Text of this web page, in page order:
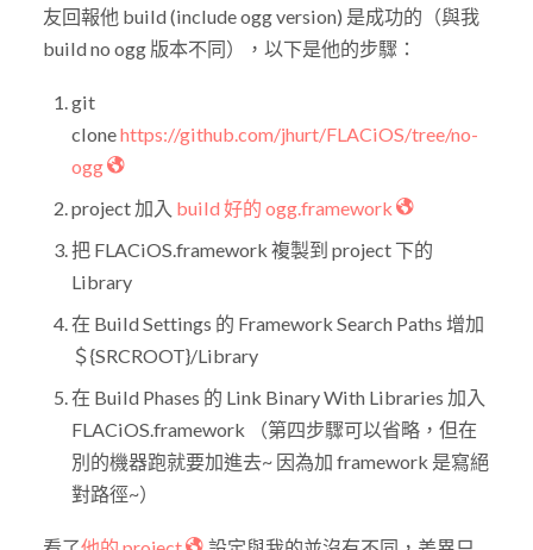
友回報他 build (include ogg version) 是成功的（與我
build no ogg 版本不同），以下是他的步驟：
git
clonehttps://github.com/jhurt/FLACiOS/tree/no-
ogg
project 加入 build 好的 ogg.framework
把 FLACiOS.framework 複製到 project 下的
Library
在 Build Settings 的 Framework Search Paths 增加
＄{SRCROOT}/Library
在 Build Phases 的 Link Binary With Libraries 加入
FLACiOS.framework （第四步驟可以省略，但在
別的機器跑就要加進去~ 因為加 framework 是寫絕
對路徑~）